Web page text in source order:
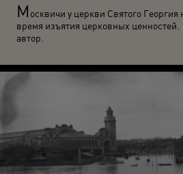
М осквичи у церкви Святого
время изъятия церковных
автор.